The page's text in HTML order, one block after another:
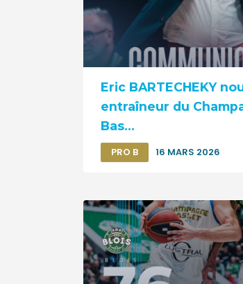
Eric BARTECHEKY
entraîneur du
Bas...
PRO B 16 MARS 2026